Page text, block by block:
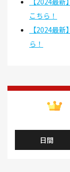
こちら！
【2024最
ら！
日間